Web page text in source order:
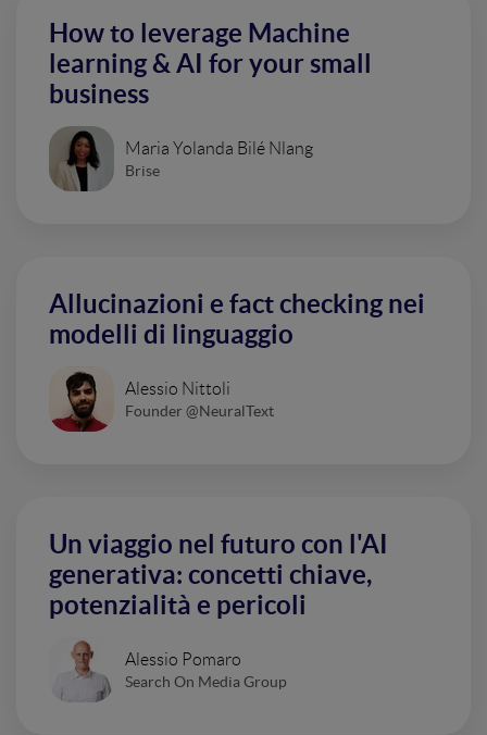
How to leverage Machine
learning & AI for your small
business
Maria Yolanda Bilé Nlang
Brise
Allucinazioni e fact checking nei
modelli di linguaggio
Alessio Nittoli
Founder @NeuralText
Un viaggio nel futuro con l'AI
generativa: concetti chiave,
potenzialità e pericoli
Alessio Pomaro
Search On Media Group